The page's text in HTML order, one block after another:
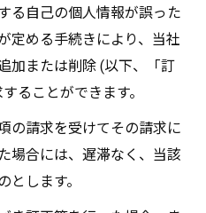
る自己の個人情報が誤った
定める手続きにより、当社
加または削除 (以下、「訂
ることができます。
の請求を受けてその請求に
場合には、遅滞なく、当該
とします。